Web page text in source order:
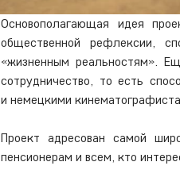
Основополагающая идея
общественной рефлексии,
«жизненным реальностям».
сотрудничество, то есть
и немецкими
Проект адресован самой
пенсионерам и всем, кто